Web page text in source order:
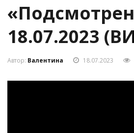
18.07.2023
Автор: Валентина 18.07.2023